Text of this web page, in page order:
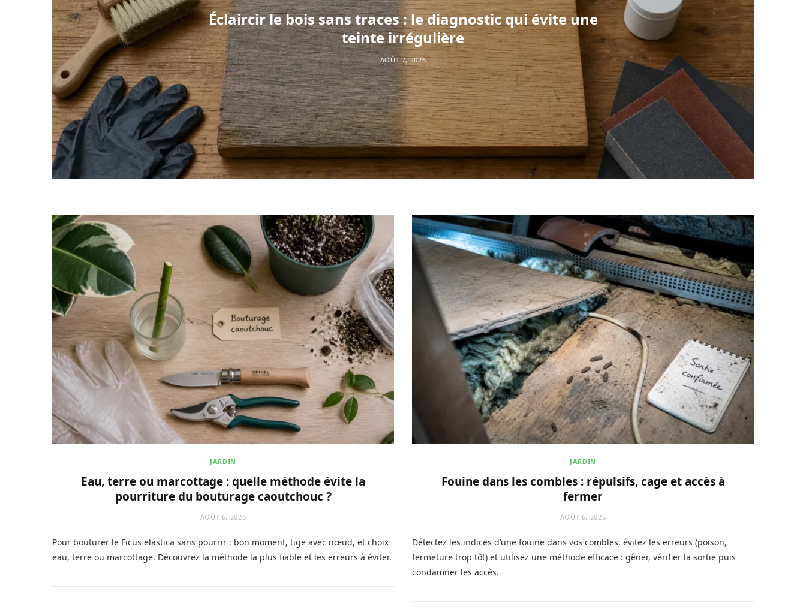
Éclaircir le bois sans traces : le diagnostic qui évite une
teinte irrégulière
AOÛT 7, 2026
JARDIN
Eau, terre ou marcottage : quelle méthode évite la
pourriture du bouturage caoutchouc ?
AOÛT 6, 2026
Pour bouturer le Ficus elastica sans pourrir : bon moment, tige avec nœud, et choix
eau, terre ou marcottage. Découvrez la méthode la plus fiable et les erreurs à éviter.
JARDIN
Fouine dans les combles : répulsifs, cage et accès à
fermer
AOÛT 6, 2026
Détectez les indices d’une fouine dans vos combles, évitez les erreurs (poison,
fermeture trop tôt) et utilisez une méthode efficace : gêner, vérifier la sortie puis
condamner les accès.